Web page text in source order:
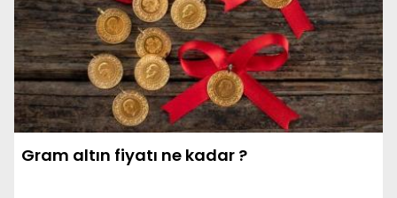
Gram altın fiyatı ne kadar ?